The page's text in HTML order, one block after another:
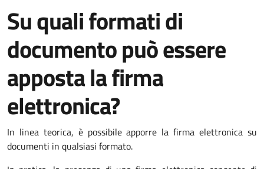
Su quali formati di
documento può essere
apposta la firma
elettronica?
In linea teorica, è possibile apporre la firma elettronica su
documenti in qualsiasi formato.